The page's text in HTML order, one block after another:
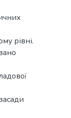
рівні.